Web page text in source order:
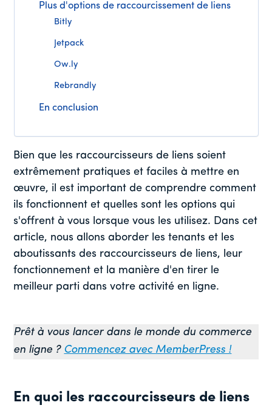
Plus d'options de raccourcissement de liens
Bitly
Jetpack
Ow.ly
Rebrandly
En conclusion
Bien que les raccourcisseurs de liens soient
extrêmement pratiques et faciles à mettre en
œuvre, il est important de comprendre comment
ils fonctionnent et quelles sont les options qui
s'offrent à vous lorsque vous les utilisez. Dans cet
article, nous allons aborder les tenants et les
aboutissants des raccourcisseurs de liens, leur
fonctionnement et la manière d'en tirer le
meilleur parti dans votre activité en ligne.
Prêt à vous lancer dans le monde du commerce
en ligne ? Commencez avec MemberPress !
En quoi les raccourcisseurs de liens